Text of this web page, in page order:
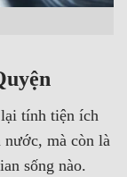
tính tiện ích
nước, mà còn là
sống nào.